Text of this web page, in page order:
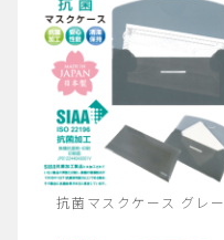
抗菌マスクケース グレー